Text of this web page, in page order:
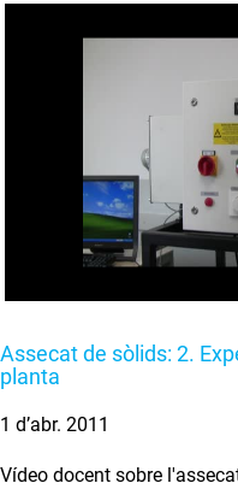
Assecat de sòlids: 2.
planta
1 d’abr. 2011
Vídeo docent sobre